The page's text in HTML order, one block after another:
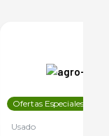
Ofertas Especiales
Usado